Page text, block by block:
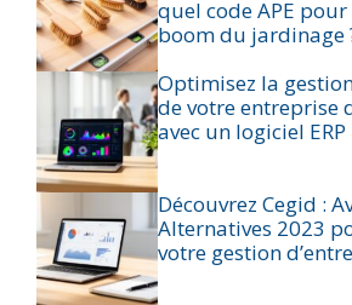
quel code APE
boom du jardinage
Optimisez la
de votre entreprise
avec un logiciel ERP
Découvrez Cegid :
Alternatives 2023
votre gestion